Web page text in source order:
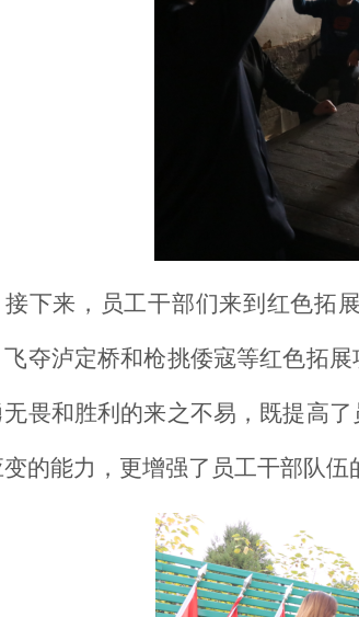
接下来，员工干部们来到红色拓
夺泸定桥和枪挑倭寇等红色拓
畏和胜利的来之不易，既提高
的能力，更增强了员工干部队伍